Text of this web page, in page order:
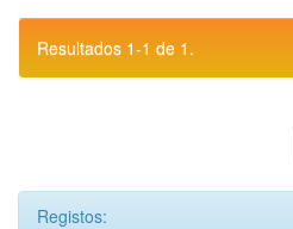
Resultados 1-1 de 1.
Registos: